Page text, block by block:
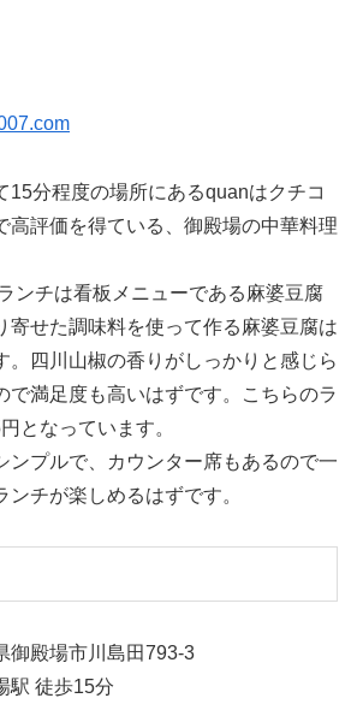
15分程度の場所にあるquanはクチコ
高評価を得ている、御殿場の中華料理
ンチは看板メニューである麻婆豆腐
寄せた調味料を使って作る麻婆豆腐は
。四川山椒の香りがしっかりと感じら
で満足度も高いはずです。こちらのラ
となっています。
ンプルで、カウンター席もあるので一
ンチが楽しめるはずです。
場市川島田793-3
徒歩15分